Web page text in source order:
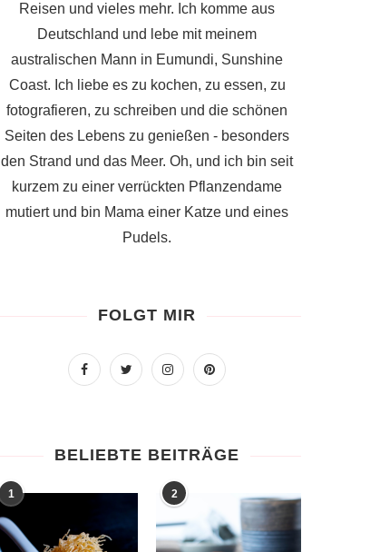
Reisen und vieles mehr. Ich komme aus
Deutschland und lebe mit meinem
australischen Mann in Eumundi, Sunshine
Coast. Ich liebe es zu kochen, zu essen, zu
fotografieren, zu schreiben und die schönen
Seiten des Lebens zu genießen - besonders
den Strand und das Meer. Oh, und ich bin seit
kurzem zu einer verrückten Pflanzendame
mutiert und bin Mama einer Katze und eines
Pudels.
FOLGT MIR
BELIEBTE BEITRÄGE
1 2